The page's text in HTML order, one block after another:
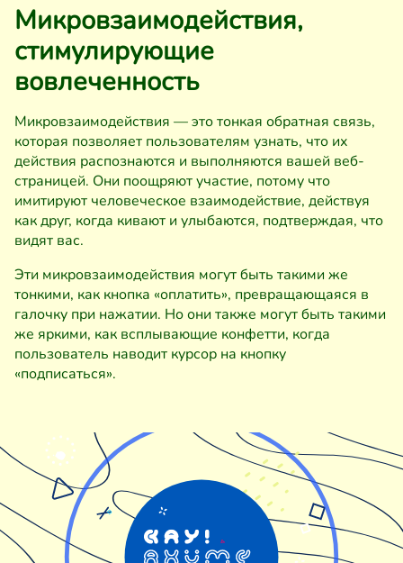
Микровзаимодействия,
стимулирующие
вовлеченность
Микровзаимодействия — это тонкая обратная связь,
которая позволяет пользователям узнать, что их
действия распознаются и выполняются вашей веб-
страницей. Они поощряют участие, потому что
имитируют человеческое взаимодействие, действуя
как друг, когда кивают и улыбаются, подтверждая, что
видят вас.
Эти микровзаимодействия могут быть такими же
тонкими, как кнопка «оплатить», превращающаяся в
галочку при нажатии. Но они также могут быть такими
же яркими, как всплывающие конфетти, когда
пользователь наводит курсор на кнопку
«подписаться».